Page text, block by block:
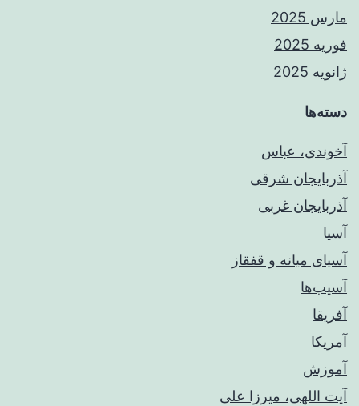
مارس 2025
فوریه 2025
ژانویه 2025
دسته‌ها
آخوندی، عباس
آذربایجان شرقی
آذربایجان غربی
آسیا
آسیای میانه و قفقاز
آسیب‌ها
آفریقا
آمریکا
آموزش
آیت اللهی، میرزا علی